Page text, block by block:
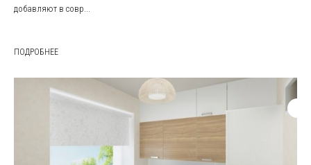
добавляют в совр...
ПОДРОБНЕЕ